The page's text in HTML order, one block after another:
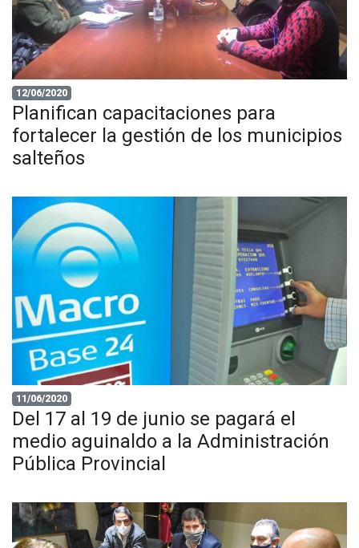
12/06/2020
Planifican capacitaciones para
fortalecer la gestión de los municipios
salteños
11/06/2020
Del 17 al 19 de junio se pagará el
medio aguinaldo a la Administración
Pública Provincial